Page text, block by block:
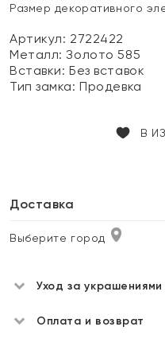
Размер декоративного
Артикул: 2722422
Металл:Золото 585
Вставки:Без вставок
Тип замка:Продевка
В
Доставка
Выберите город
Уход за украшениями
Оплата и возврат